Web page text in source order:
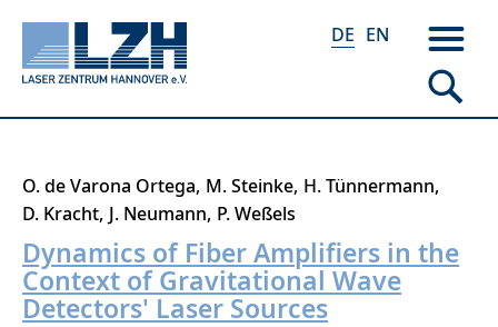
Direkt
zum
Inhalt
DE EN
O. de Varona Ortega M. Steinke H. Tünnermann
D. Kracht J. Neumann P. Weßels
Dynamics of Fiber Amplifiers in the
Context of Gravitational Wave
Detectors' Laser Sources